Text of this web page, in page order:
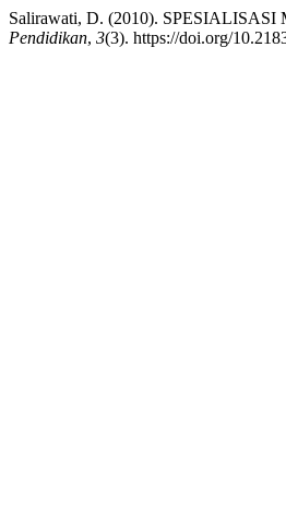
Salirawati, D. (2010).
Pendidikan, 3(3). https://doi.org/